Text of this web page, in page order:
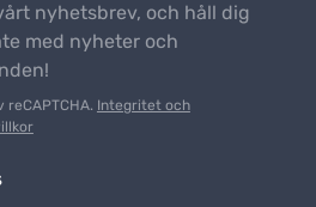
nyhetsbrev, och håll dig
med nyheter och
reCAPTCHA. Integritet och